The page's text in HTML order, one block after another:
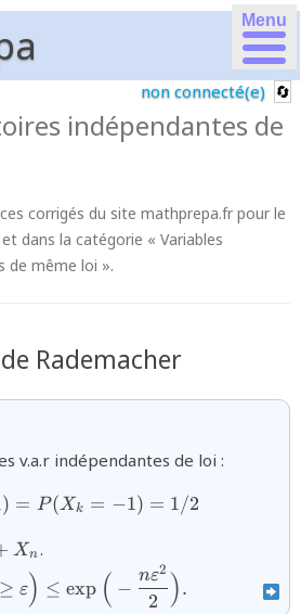
Menu
non connecté(e)
indépendantes de
corrigés du site mathprepa.fr pour le
dans la catégorie « Variables
de même loi ».
Rademacher
v.a.r indépendantes de loi :
{P(X_{k}=1)=P(X_{k}=-
) = P (Xk = −1) = 1/2
Xn.
≥ ε) ≤ exp ( −
2
nε2 ).